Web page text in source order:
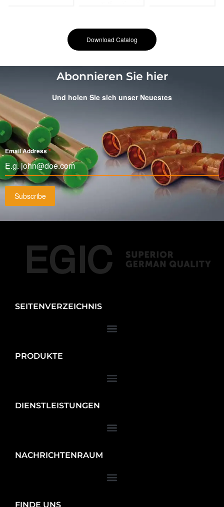
Download Catalog
Abonnieren Sie hier
Und holen Sie sich unser Neuestes
Email Address*
Subscribe
SEITENVERZEICHNIS
PRODUKTE
DIENSTLEISTUNGEN
NACHRICHTENRAUM
FINDE UNS